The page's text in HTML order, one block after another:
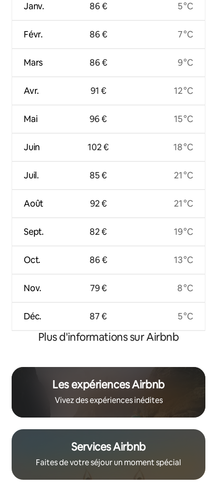
Janv.
Févr.
Mars
Avr.
Mai
Juin
Juil.
Août
Sept.
Oct.
Nov.
Déc.
86 €
86 €
86 €
91 €
96 €
102 €
85 €
92 €
82 €
86 €
79 €
87 €
5 °C
7 °C
9 °C
12 °C
15 °C
18 °C
21 °C
21 °C
19 °C
13 °C
8 °C
5 °C
Plus d'informations sur Airbnb
Les expériences Airbnb
Vivez des expériences inédites
Services Airbnb
Faites de votre séjour un moment spécial